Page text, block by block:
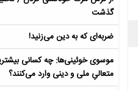
گذشت
ضربه‌ای که به دین می‌زنید!
موسوی خوئینی‌ها: چه کسانی
متعالیِ ملی و دینی وارد می‌کنند؟